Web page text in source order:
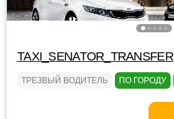
TAXI_SENATOR_TRANSFER
ТРЕЗВЫЙ ВОДИТЕЛЬ ПО ГОРОДУ